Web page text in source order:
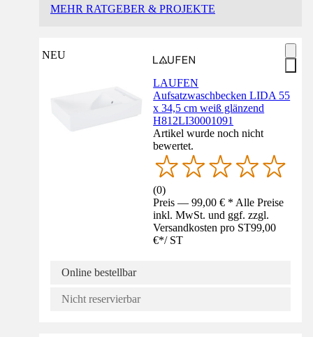
MEHR RATGEBER & PROJEKTE
NEU
LAUFEN
Aufsatzwaschbecken LIDA 55
x 34,5 cm weiß glänzend
H812LI30001091
Artikel wurde noch nicht
bewertet.
(0)
Preis — 99,00 € * Alle Preise
inkl. MwSt. und ggf. zzgl.
Versandkosten pro ST99,00
€*/ ST
Online bestellbar
Nicht reservierbar